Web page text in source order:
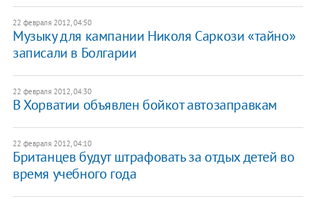
22 февраля 2012, 04:50
Музыку для кампании Николя Саркози «тайно»
записали в Болгарии
22 февраля 2012, 04:30
В Хорватии объявлен бойкот автозаправкам
22 февраля 2012, 04:10
Британцев будут штрафовать за отдых детей во
время учебного года